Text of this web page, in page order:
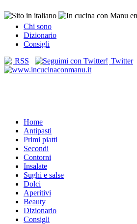
Chi sono
Dizionario
Consigli
RSS
Twitter
Home
Antipasti
Primi piatti
Secondi
Contorni
Insalate
Sughi e salse
Dolci
Aperitivi
Beauty
Dizionario
Consigli